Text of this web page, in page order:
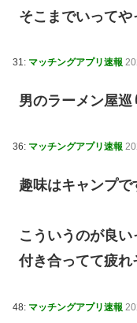
そこまでいって
31: マッチングアプリ速報
男のラーメン屋
36: マッチングアプリ速報
趣味はキャンプで
こういうのが良い
付き合ってて疲
48: マッチングアプリ速報